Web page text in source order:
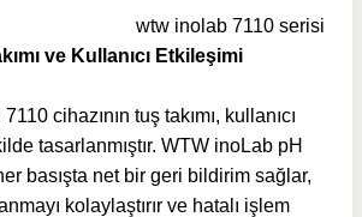
ve Kullanıcı Etkileşimi
cihazının tuş takımı, kullanıcı
tasarlanmıştır. WTW inoLab pH
basışta net bir geri bildirim sağlar,
kolaylaştırır ve hatalı işlem